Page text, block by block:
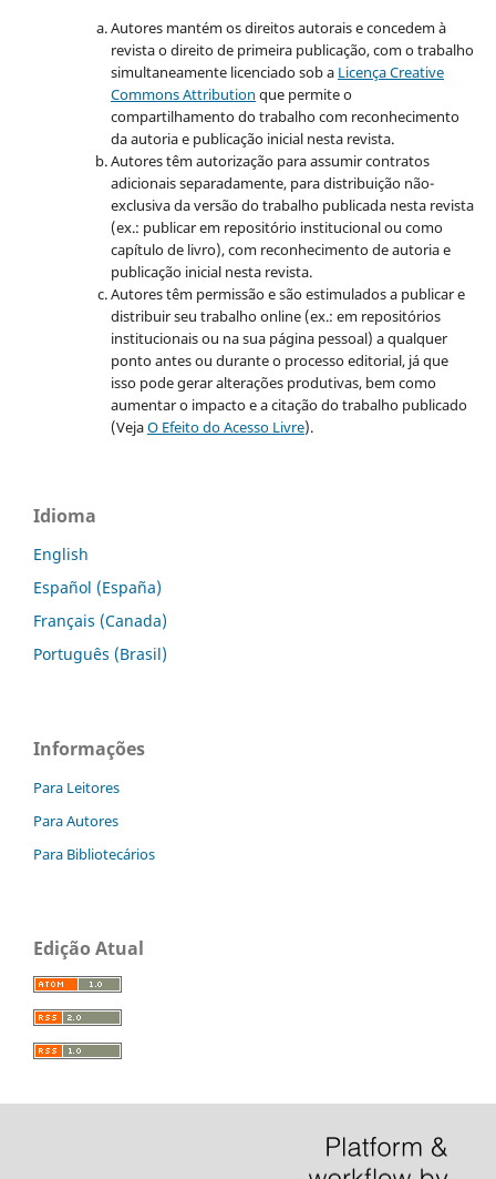
Autores mantém os direitos autorais e concedem à
revista o direito de primeira publicação, com o trabalho
simultaneamente licenciado sob a Licença Creative
Commons Attribution que permite o
compartilhamento do trabalho com reconhecimento
da autoria e publicação inicial nesta revista.
Autores têm autorização para assumir contratos
adicionais separadamente, para distribuição não-
exclusiva da versão do trabalho publicada nesta revista
(ex.: publicar em repositório institucional ou como
capítulo de livro), com reconhecimento de autoria e
publicação inicial nesta revista.
Autores têm permissão e são estimulados a publicar e
distribuir seu trabalho online (ex.: em repositórios
institucionais ou na sua página pessoal) a qualquer
ponto antes ou durante o processo editorial, já que
isso pode gerar alterações produtivas, bem como
aumentar o impacto e a citação do trabalho publicado
(VejaO Efeito do Acesso Livre).
Idioma
English
Español (España)
Français (Canada)
Português (Brasil)
Informações
Para Leitores
Para Autores
Para Bibliotecários
Edição Atual